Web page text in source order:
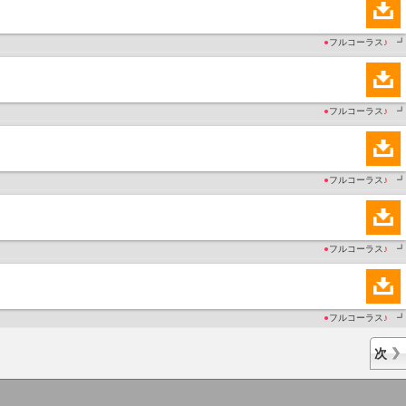
●フルコーラス ♪ ┛
●フルコーラス ♪ ┛
●フルコーラス ♪ ┛
●フルコーラス ♪ ┛
●フルコーラス ♪ ┛
次